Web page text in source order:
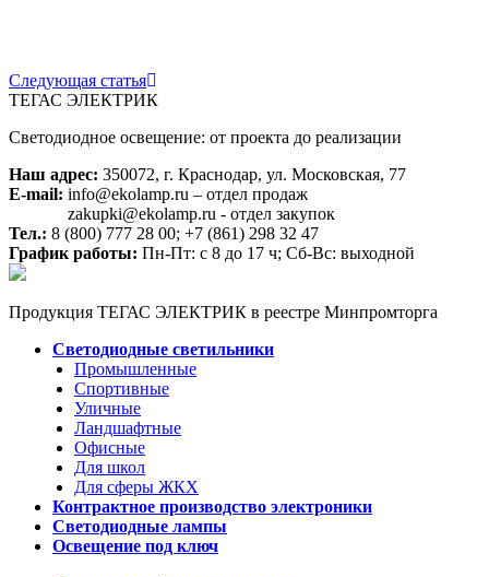
Следующая статья
ТЕГАС ЭЛЕКТРИК
Светодиодное освещение: от проекта до реализации
Наш адрес: 350072, г. Краснодар, ул. Московская, 77
E-mail: info@ekolamp.ru – отдел продаж
zakupki@ekolamp.ru - отдел закупок
Тел.: 8 (800) 777 28 00; +7 (861) 298 32 47
График работы: Пн-Пт: с 8 до 17 ч; Сб-Вс: выходной
Продукция ТЕГАС ЭЛЕКТРИК в реестре Минпромторга
Светодиодные светильники
Промышленные
Спортивные
Уличные
Ландшафтные
Офисные
Для школ
Для сферы ЖКХ
Контрактное производство электроники
Светодиодные лампы
Освещение под ключ